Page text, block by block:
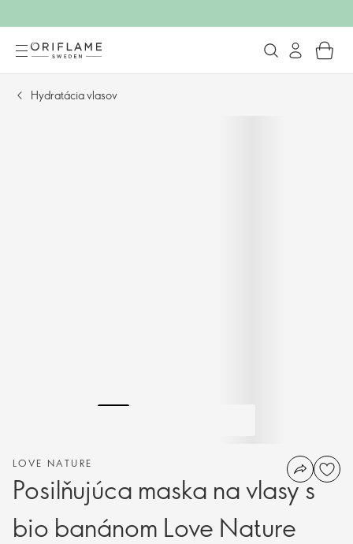
Hydratácia vlasov
LOVE NATURE
Posilňujúca maska na vlasy s
bio banánom Love Nature